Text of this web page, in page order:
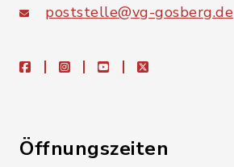
poststelle@vg-gosberg.de
facebookinstagramyoutubeX
Öffnungszeiten